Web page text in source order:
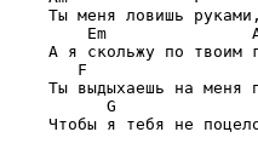
Ты меня ловишь
Em
А я скольжу по твоим
F
Ты выдыхаешь на меня
G
Чтобы я тебя не